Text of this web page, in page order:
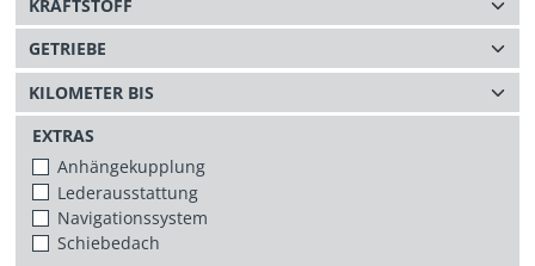
EXTRAS
Anhängekupplung
Lederausstattung
Navigationssystem
Schiebedach